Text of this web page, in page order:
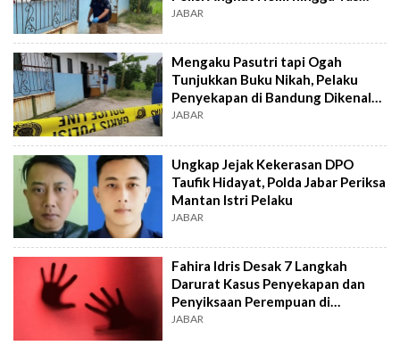
Berbungkus
JABAR
Mengaku Pasutri tapi Ogah
Tunjukkan Buku Nikah, Pelaku
Penyekapan di Bandung Dikenal
Arogan
JABAR
Ungkap Jejak Kekerasan DPO
Taufik Hidayat, Polda Jabar Periksa
Mantan Istri Pelaku
JABAR
Fahira Idris Desak 7 Langkah
Darurat Kasus Penyekapan dan
Penyiksaan Perempuan di
Bandung
JABAR